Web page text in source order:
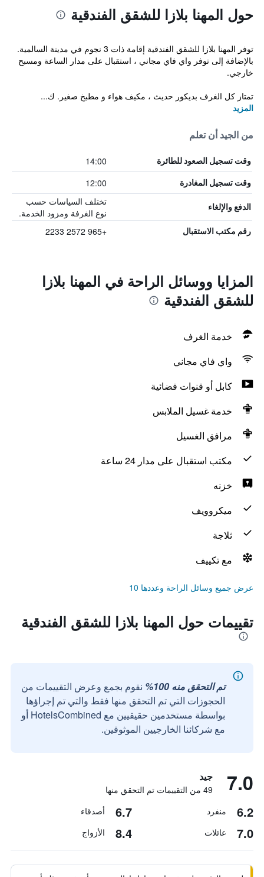
حول المهنا بلازا للشقق الفندقية
توفر المهنا بلازا للشقق الفندقية إقامة ذات 3 نجوم في مدينة السالمية.
بالإضافة إلى توفر واي فاي مجاني ، استقبال على مدار الساعة ومسبح
خارجي.
تمتاز كل الغرف بديكور حديث ، مكيف هواء و مطبخ صغير. ك...
المزيد
من الجيد أن تعلم
وقت تسجيل الصعود للطائرة 14:00
وقت تسجيل المغادرة 12:00
الدفع والإلغاء
تختلف السياسات حسب
نوع الغرفة ومزود الخدمة.
رقم مكتب الاستقبال +965 2572 2233
المزايا ووسائل الراحة في المهنا بلازا
للشقق الفندقية
خدمة الغرف
واي فاي مجاني
كابل أو قنوات فضائية
خدمة غسيل الملابس
مرافق الغسيل
مكتب استقبال على مدار 24 ساعة
خزنه
ميكروويف
ثلاجة
مع تكييف
عرض جميع وسائل الراحة وعددها 10
تقييمات حول المهنا بلازا للشقق الفندقية
تم التحقق منه 100%
نقوم بجمع وعرض التقييمات من
الحجوزات التي تم التحقق منها فقط والتي تم إجراؤها
بواسطة مستخدمين حقيقيين مع HotelsCombined أو
مع شركائنا الخارجيين الموثوقين.
7.0 جيد
49 من التقييمات تم التحقق منها
6.2 منفرد 6.7 أصدقاء
7.0 عائلات 8.4 الأزواج